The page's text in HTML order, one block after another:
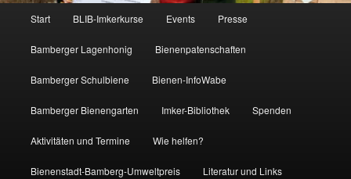
Start BLIB-Imkerkurse Events Presse
Bamberger Lagenhonig Bienenpatenschaften
Bamberger Schulbiene Bienen-InfoWabe
Bamberger Bienengarten Imker-Bibliothek Spenden
Aktivitäten und Termine Wie helfen?
Bienenstadt-Bamberg-Umweltpreis Literatur und Links